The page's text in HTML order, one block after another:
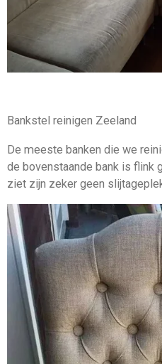
Bankstel reinigen Zeeland
De meeste banken die we
de bovenstaande bank is flink
ziet zijn zeker geen